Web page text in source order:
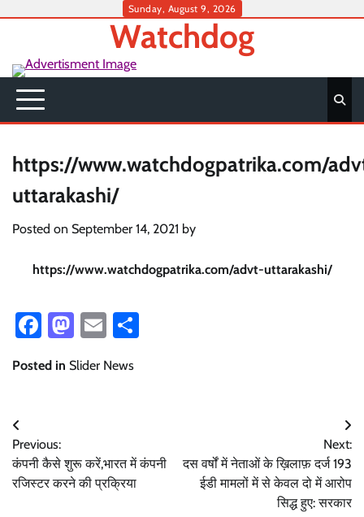
Sunday, August 9, 2026
Watchdog
https://www.watchdogpatrika.com/
uttarakashi/
Posted on September 14, 2021 by
https://www.watchdogpatrika.com/advt-uttarakashi/
Facebook
Mastodon
Email
Posted in Slider News
Post
navigation
Previous:
कंपनी कैसे शुरू करें,भारत में कंपनी
रजिस्टर करने की प्रक्रिया
Next:
दस वर्षों में नेताओं के ख़िलाफ़ दर्ज 193
ईडी मामलों में से केवल दो में आरोप
सिद्ध हुए: सरकार